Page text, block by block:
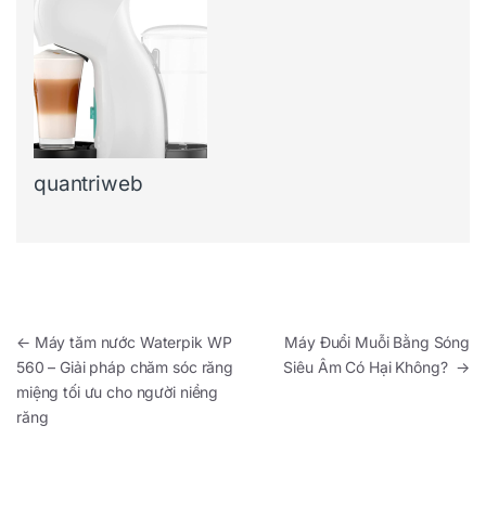
quantriweb
Điều hướng bài viết
← Máy tăm nước Waterpik WP
560 – Giải pháp chăm sóc răng
miệng tối ưu cho người niềng
răng
Máy Đuổi Muỗi Bằng Sóng
Siêu Âm Có Hại Không? →